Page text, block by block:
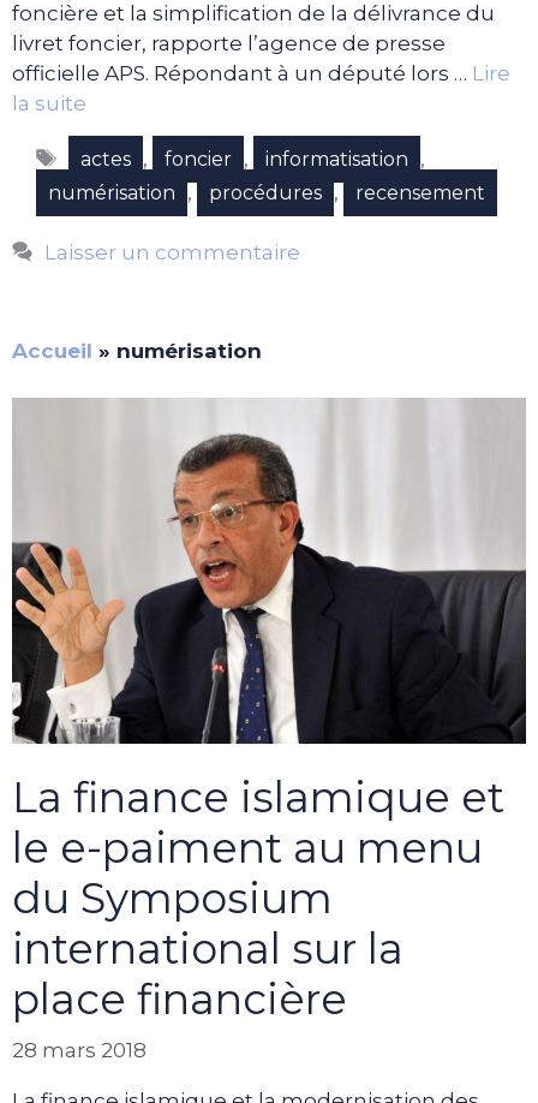
foncière et la simplification de la délivrance du
livret foncier, rapporte l’agence de presse
officielle APS. Répondant à un député lors … Lire
la suite
Étiquettes
actes , foncier , informatisation ,
numérisation , procédures , recensement
Laisser un commentaire
Accueil » numérisation
La finance islamique et
le e-paiment au menu
du Symposium
international sur la
place financière
28 mars 2018